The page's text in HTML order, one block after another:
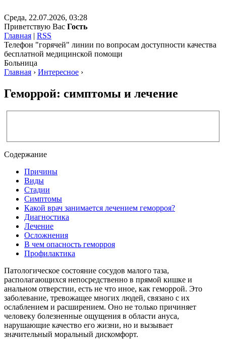
Среда, 22.07.2026, 03:28
Приветствую Вас Гость
Главная | RSS
Телефон "горячей" линии по вопросам доступности качества
бесплатной медицинской помощи
Больница
Главная › Интересное ›
Геморрой: симптомы и лечение
Содержание
Причины
Виды
Стадии
Симптомы
Какой врач занимается лечением геморроя?
Диагностика
Лечение
Осложнения
В чем опасность геморроя
Профилактика
Патологическое состояние сосудов малого таза,
располагающихся непосредственно в прямой кишке и
анальном отверстии, есть не что иное, как геморрой. Это
заболевание, тревожащее многих людей, связано с их
ослаблением и расширением. Оно не только причиняет
человеку болезненные ощущения в области ануса,
нарушающие качество его жизни, но и вызывает
значительный моральный дискомфорт.